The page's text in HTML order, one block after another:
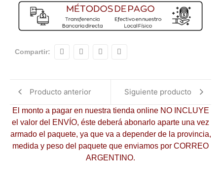
Compartir:
Producto anterior Siguiente producto
El monto a pagar en nuestra tienda online NO INCLUYE
el valor del ENVÍO, éste deberá abonarlo aparte una vez
armado el paquete, ya que va a depender de la provincia,
medida y peso del paquete que enviamos por CORREO
ARGENTINO.